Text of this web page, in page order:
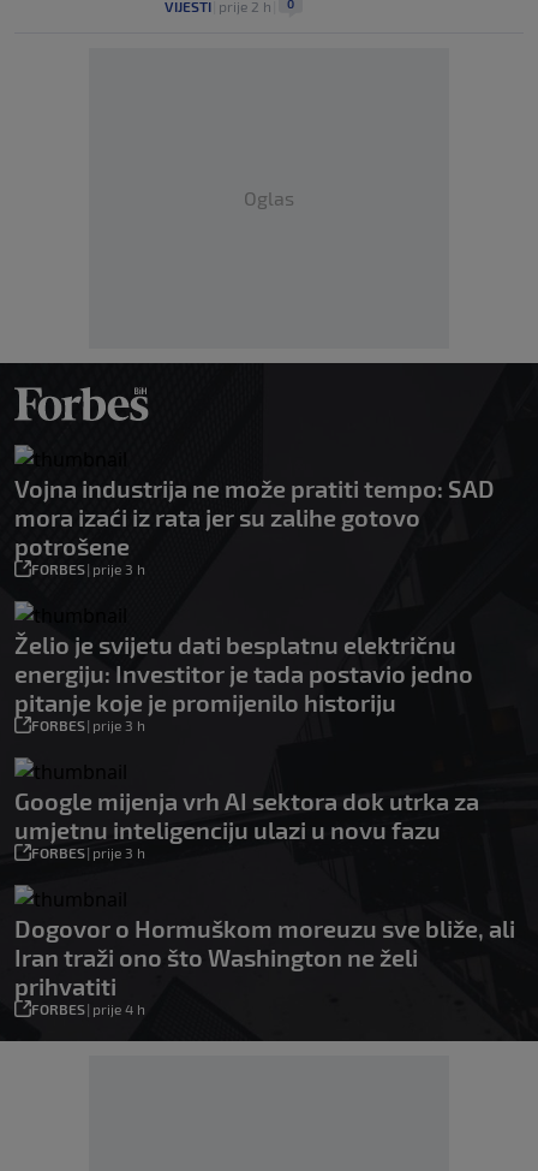
VIJESTI prije 2 h 0
Oglas
Vojna industrija ne može pratiti tempo: SAD
mora izaći iz rata jer su zalihe gotovo
potrošene
FORBES| prije 3 h
Želio je svijetu dati besplatnu električnu
energiju: Investitor je tada postavio jedno
pitanje koje je promijenilo historiju
FORBES| prije 3 h
Google mijenja vrh AI sektora dok utrka za
umjetnu inteligenciju ulazi u novu fazu
FORBES| prije 3 h
Dogovor o Hormuškom moreuzu sve bliže, ali
Iran traži ono što Washington ne želi
prihvatiti
FORBES| prije 4 h